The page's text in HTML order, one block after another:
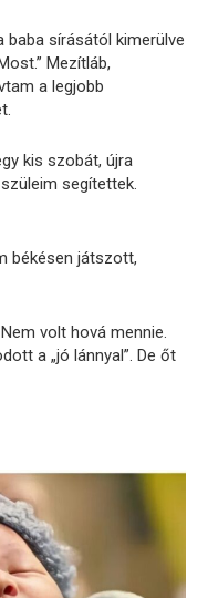
baba sírásától kimerülve
Mezítláb,
a legjobb
kis szobát, újra
segítettek.
békésen játszott,
volt hová mennie.
a „jó lánnyal”. De őt